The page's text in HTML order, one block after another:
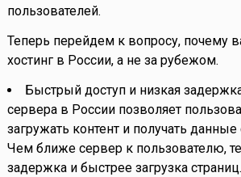
пользователей.
Теперь перейдем к вопросу, почему
хостинг в России, а не за рубежом.
Быстрый доступ и низкая
сервера в России позволяет
загружать контент и получать данные
Чем ближе сервер к пользователю,
задержка и быстрее загрузка